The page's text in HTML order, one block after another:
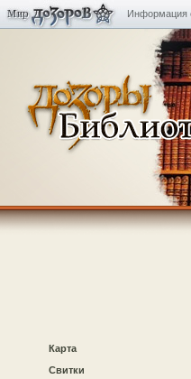
Информация
Карта
Свитки